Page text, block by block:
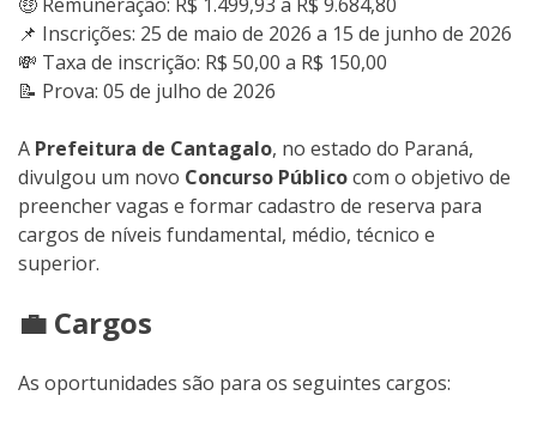
🤑 Remuneração: R$ 1.499,93 a R$ 9.684,80
📌 Inscrições: 25 de maio de 2026 a 15 de junho de 2026
💸 Taxa de inscrição: R$ 50,00 a R$ 150,00
📝 Prova: 05 de julho de 2026
A Prefeitura de Cantagalo, no estado do Paraná,
divulgou um novo Concurso Públicocom o objetivo de
preencher vagas e formar cadastro de reserva para
cargos de níveis fundamental, médio, técnico e
superior.
💼 Cargos
As oportunidades são para os seguintes cargos: